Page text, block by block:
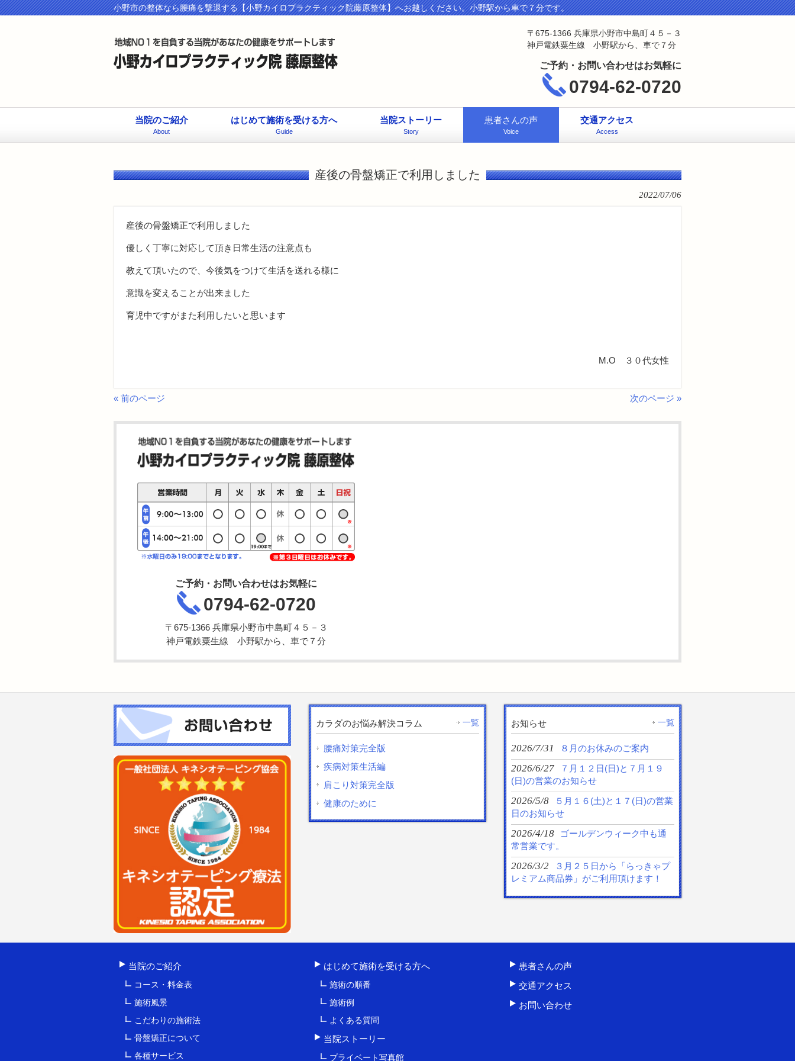
小野市の整体なら腰痛を撃退する【小野カイロプラクティック院藤原整体】へお越しください。小野駅から車で７分です。
〒675-1366 兵庫県小野市中島町４５－３
神戸電鉄粟生線 小野駅から、車で７分
ご予約・お問い合わせはお気軽に
0794-62-0720
当院のご紹介
About
はじめて施術を受ける方へ
Guide
当院ストーリー
Story
患者さんの声
Voice
交通アクセス
Access
産後の骨盤矯正で利用しました
2022/07/06
産後の骨盤矯正で利用しました
優しく丁寧に対応して頂き日常生活の注意点も
教えて頂いたので、今後気をつけて生活を送れる様に
意識を変えることが出来ました
育児中ですがまた利用したいと思います
M.O ３０代女性
« 前のページ 次のページ »
ご予約・お問い合わせはお気軽に
0794-62-0720
〒675-1366 兵庫県小野市中島町４５－３
神戸電鉄粟生線 小野駅から、車で７分
カラダのお悩み解決コラム 一覧
腰痛対策完全版
疾病対策生活編
肩こり対策完全版
健康のために
お知らせ 一覧
2026/7/31 ８月のお休みのご案内
2026/6/27
７月１２日(日)と７月１９
(日)の営業のお知らせ
2026/5/8
５月１６(土)と１７(日)の営業
日のお知らせ
2026/4/18
ゴールデンウィーク中も通
常営業です。
2026/3/2
３月２５日から「らっきゃプ
レミアム商品券」がご利用頂けます！
当院のご紹介
コース・料金表
施術風景
こだわりの施術法
骨盤矯正について
各種サービス
はじめて施術を受ける方へ
施術の順番
施術例
よくある質問
当院ストーリー
プライベート写真館
患者さんの声
交通アクセス
お問い合わせ